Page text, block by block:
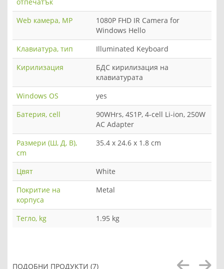
Web камера, MP
1080P FHD IR Camera for
Windows Hello
Клавиатура, тип
Illuminated Keyboard
Кирилизация
БДС кирилизация на
клавиатурата
Windows OS
yes
Батерия, cell
90WHrs, 4S1P, 4-cell Li-ion, 250W
AC Adapter
Размери (Ш, Д, В),
cm
35.4 x 24.6 x 1.8 cm
Цвят
White
Покритие на
корпуса
Metal
Тегло, kg 1.95 kg
ПОДОБНИ ПРОДУКТИ (7)